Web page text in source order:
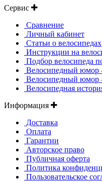
Сервис
Сравнение
Личный кабинет
Статьи о велосипедах
Инструкции на
Подбор велосипеда
Велосипедный юмор
Велосипедный юмор
Велосипедная
Информация
Доставка
Оплата
Гарантии
Авторское право
Публичная оферта
Политика
Пользовательское